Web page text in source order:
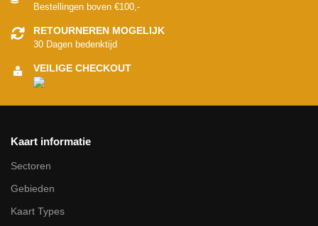
Bestellingen boven €100,-
RETOURNEREN MOGELIJK
30 Dagen bedenktijd
VEILIGE CHECKOUT
Kaart informatie
Sectoren
Gebieden
Kaart Types